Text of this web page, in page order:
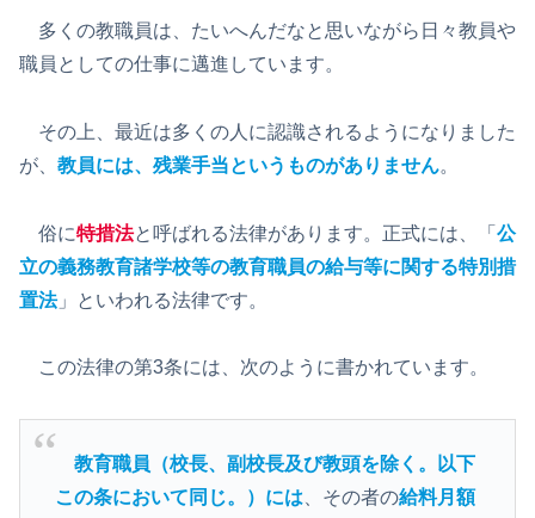
多くの教職員は、たいへんだなと思いながら日々教員や
職員としての仕事に邁進しています。
その上、最近は多くの人に認識されるようになりました
が、 教員には、残業手当というものがありません。
俗に特措法と呼ばれる法律があります。正式には、「 公
立の義務教育諸学校等の教育職員の給与等に関する特別措
置法」といわれる法律です。
この法律の第3条には、次のように書かれています。
教育職員（校長、副校長及び教頭を除く。以下
この条において同じ。）には 、その者の給料月額